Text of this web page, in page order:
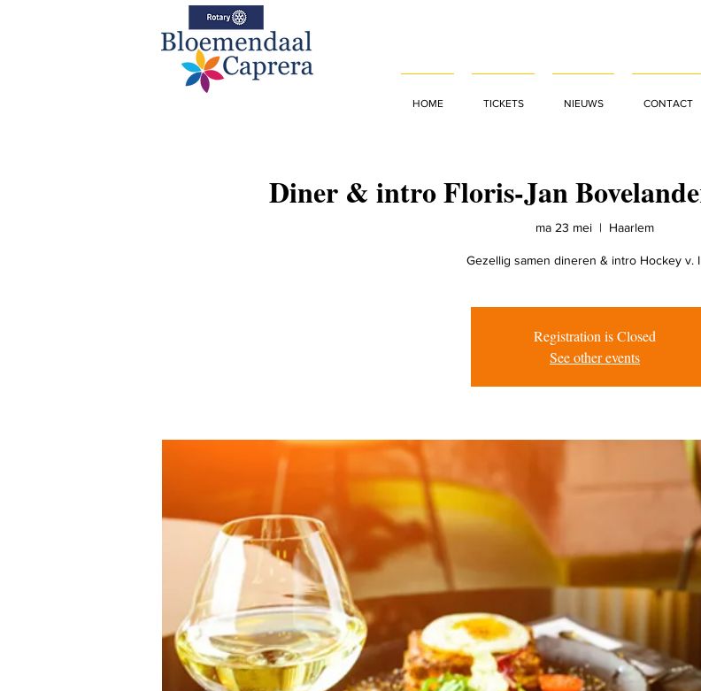
HOME TICKETS NIEUWS CONTACT
Diner & intro Floris-Jan
ma 23 mei
  |
Haarlem
Gezellig samen dineren & intro Hockey v.
Registration is Closed
See other events